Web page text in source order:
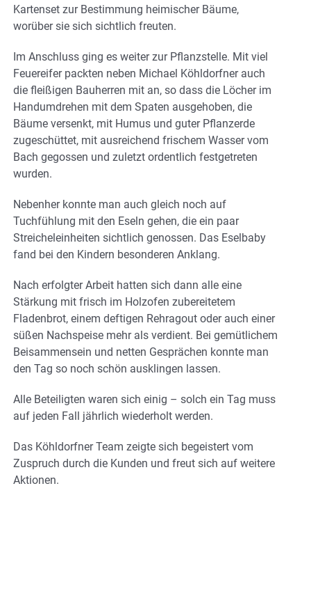
Kartenset zur Bestimmung heimischer Bäume,
worüber sie sich sichtlich freuten.
Im Anschluss ging es weiter zur Pflanzstelle. Mit viel
Feuereifer packten neben Michael Köhldorfner auch
die fleißigen Bauherren mit an, so dass die Löcher im
Handumdrehen mit dem Spaten ausgehoben, die
Bäume versenkt, mit Humus und guter Pflanzerde
zugeschüttet, mit ausreichend frischem Wasser vom
Bach gegossen und zuletzt ordentlich festgetreten
wurden.
Nebenher konnte man auch gleich noch auf
Tuchfühlung mit den Eseln gehen, die ein paar
Streicheleinheiten sichtlich genossen. Das Eselbaby
fand bei den Kindern besonderen Anklang.
Nach erfolgter Arbeit hatten sich dann alle eine
Stärkung mit frisch im Holzofen zubereitetem
Fladenbrot, einem deftigen Rehragout oder auch einer
süßen Nachspeise mehr als verdient. Bei gemütlichem
Beisammensein und netten Gesprächen konnte man
den Tag so noch schön ausklingen lassen.
Alle Beteiligten waren sich einig – solch ein Tag muss
auf jeden Fall jährlich wiederholt werden.
Das Köhldorfner Team zeigte sich begeistert vom
Zuspruch durch die Kunden und freut sich auf weitere
Aktionen.